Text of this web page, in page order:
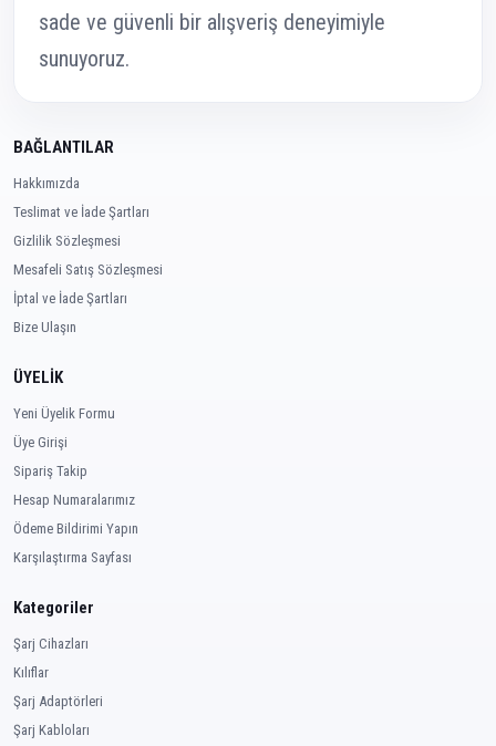
sade ve güvenli bir alışveriş deneyimiyle
sunuyoruz.
BAĞLANTILAR
Hakkımızda
Teslimat ve İade Şartları
Gizlilik Sözleşmesi
Mesafeli Satış Sözleşmesi
İptal ve İade Şartları
Bize Ulaşın
ÜYELİK
Yeni Üyelik Formu
Üye Girişi
Sipariş Takip
Hesap Numaralarımız
Ödeme Bildirimi Yapın
Karşılaştırma Sayfası
Kategoriler
Şarj Cihazları
Kılıflar
Şarj Adaptörleri
Şarj Kabloları